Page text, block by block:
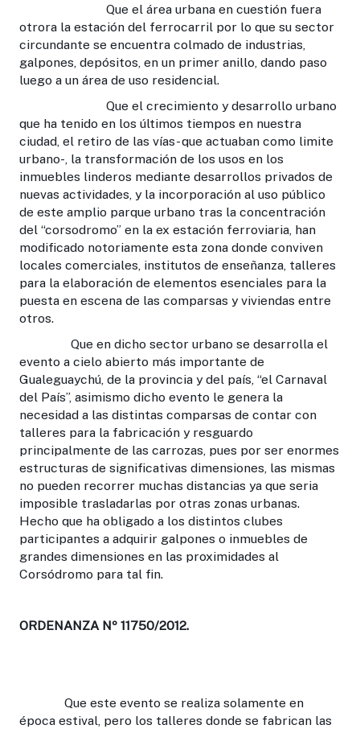
Que el área urbana en cuestión fuera
otrora la estación del ferrocarril por lo que su sector
circundante se encuentra colmado de industrias,
galpones, depósitos, en un primer anillo, dando paso
luego a un área de uso residencial.
Que el crecimiento y desarrollo urbano
que ha tenido en los últimos tiempos en nuestra
ciudad, el retiro de las vías- que actuaban como limite
urbano-, la transformación de los usos en los
inmuebles linderos mediante desarrollos privados de
nuevas actividades, y la incorporación al uso público
de este amplio parque urbano tras la concentración
del “corsodromo” en la ex estación ferroviaria, han
modificado notoriamente esta zona donde conviven
locales comerciales, institutos de enseñanza, talleres
para la elaboración de elementos esenciales para la
puesta en escena de las comparsas y viviendas entre
otros.
Que en dicho sector urbano se desarrolla el
evento a cielo abierto más importante de
Gualeguaychú, de la provincia y del país, “el Carnaval
del País”, asimismo dicho evento le genera la
necesidad a las distintas comparsas de contar con
talleres para la fabricación y resguardo
principalmente de las carrozas, pues por ser enormes
estructuras de significativas dimensiones, las mismas
no pueden recorrer muchas distancias ya que seria
imposible trasladarlas por otras zonas urbanas.
Hecho que ha obligado a los distintos clubes
participantes a adquirir galpones o inmuebles de
grandes dimensiones en las proximidades al
Corsódromo para tal fin.
ORDENANZA Nº 11750/2012.
Que este evento se realiza solamente en
época estival, pero los talleres donde se fabrican las